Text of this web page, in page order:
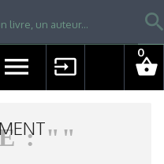
menu input shopping_basket
0
: " "